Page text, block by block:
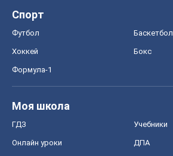
Спорт
Футбол Баскетбол
Хоккей Бокс
Формула-1
Моя школа
ГДЗ Учебники
Онлайн уроки ДПА